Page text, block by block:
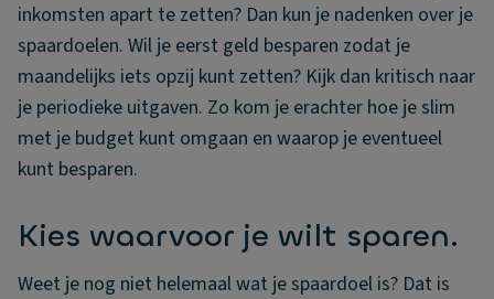
inkomsten apart te zetten? Dan kun je nadenken over je
spaardoelen. Wil je eerst geld besparen zodat je
maandelijks iets opzij kunt zetten? Kijk dan kritisch naar
je periodieke uitgaven. Zo kom je erachter hoe je slim
met je budget kunt omgaan en waarop je eventueel
kunt besparen.
Kies waarvoor je wilt sparen.
Weet je nog niet helemaal wat je spaardoel is? Dat is